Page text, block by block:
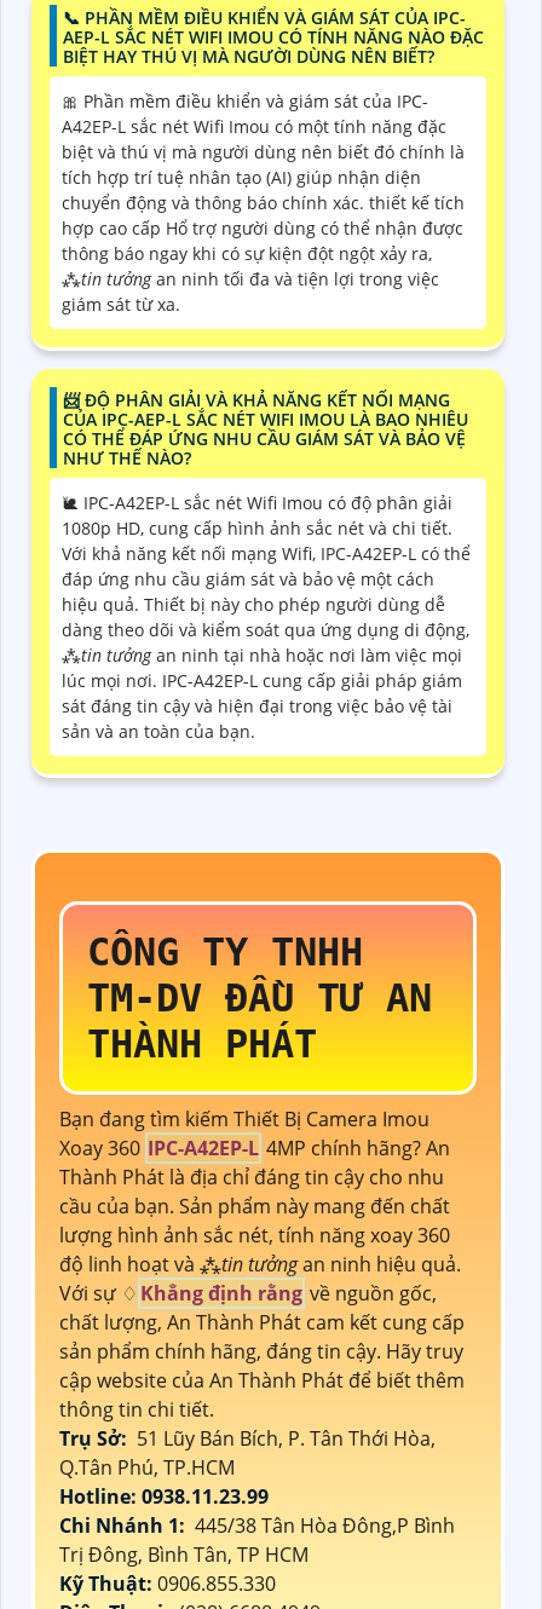
📞 PHẦN MỀM ĐIỀU KHIỂN VÀ GIÁM SÁT CỦA IPC-
AEP-L SẮC NÉT WIFI IMOU CÓ TÍNH NĂNG NÀO ĐẶC
BIỆT HAY THÚ VỊ MÀ NGƯỜI DÙNG NÊN BIẾT?
🎀 Phần mềm điều khiển và giám sát của IPC-
A42EP-L sắc nét Wifi Imou có một tính năng đặc
biệt và thú vị mà người dùng nên biết đó chính là
tích hợp trí tuệ nhân tạo (AI) giúp nhận diện
chuyển động và thông báo chính xác. thiết kế tích
hợp cao cấp Hổ trợ người dùng có thể nhận được
thông báo ngay khi có sự kiện đột ngột xảy ra,
⁂tin tưởngan ninh tối đa và tiện lợi trong việc
giám sát từ xa.
📨 ĐỘ PHÂN GIẢI VÀ KHẢ NĂNG KẾT NỐI MẠNG
CỦA IPC-AEP-L SẮC NÉT WIFI IMOU LÀ BAO NHIÊU
CÓ THỂ ĐÁP ỨNG NHU CẦU GIÁM SÁT VÀ BẢO VỆ
NHƯ THẾ NÀO?
🐌 IPC-A42EP-L sắc nét Wifi Imou có độ phân giải
1080p HD, cung cấp hình ảnh sắc nét và chi tiết.
Với khả năng kết nối mạng Wifi, IPC-A42EP-L có thể
đáp ứng nhu cầu giám sát và bảo vệ một cách
hiệu quả. Thiết bị này cho phép người dùng dễ
dàng theo dõi và kiểm soát qua ứng dụng di động,
⁂tin tưởngan ninh tại nhà hoặc nơi làm việc mọi
lúc mọi nơi. IPC-A42EP-L cung cấp giải pháp giám
sát đáng tin cậy và hiện đại trong việc bảo vệ tài
sản và an toàn của bạn.
CÔNG TY TNHH
TM-DV ĐẦU TƯ AN
THÀNH PHÁT
Bạn đang tìm kiếm Thiết Bị Camera Imou
Xoay 360 IPC-A42EP-L 4MP chính hãng? An
Thành Phát là địa chỉ đáng tin cậy cho nhu
cầu của bạn. Sản phẩm này mang đến chất
lượng hình ảnh sắc nét, tính năng xoay 360
độ linh hoạt và ⁂tin tưởngan ninh hiệu quả.
Với sự ♢ Khẳng định rằng về nguồn gốc,
chất lượng, An Thành Phát cam kết cung cấp
sản phẩm chính hãng, đáng tin cậy. Hãy truy
cập website của An Thành Phát để biết thêm
thông tin chi tiết.
Trụ Sở: 51 Lũy Bán Bích, P. Tân Thới Hòa,
Q.Tân Phú, TP.HCM
Hotline: 0938.11.23.99
Chi Nhánh 1: 445/38 Tân Hòa Đông,P Bình
Trị Đông, Bình Tân, TP HCM
Kỹ Thuật: 0906.855.330